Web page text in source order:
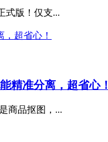
式版！仅支...
精准分离，超省心！
商品抠图，...